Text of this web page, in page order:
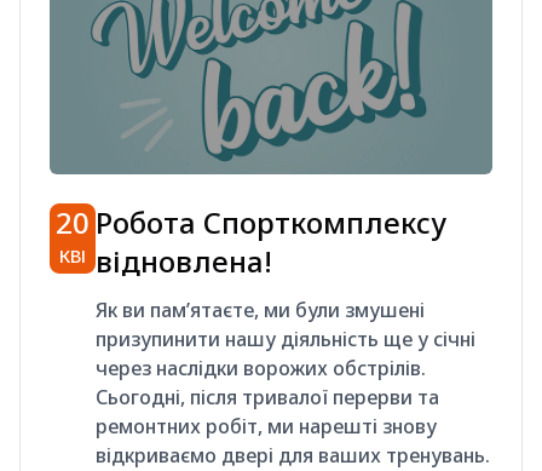
20
КВІ
Робота Спорткомплексу
відновлена!
Як ви пам’ятаєте, ми були змушені
призупинити нашу діяльність ще у січні
через наслідки ворожих обстрілів.
Сьогодні, після тривалої перерви та
ремонтних робіт, ми нарешті знову
відкриваємо двері для ваших тренувань.